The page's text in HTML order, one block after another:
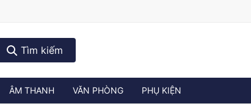
Tìm kiếm
ÂM THANH VĂN PHÒNG PHỤ KIỆN